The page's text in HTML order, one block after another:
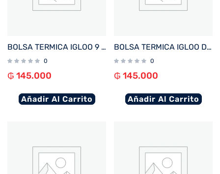
BOLSA TERMICA IGLOO 9 LATAS VERTICAL LUNCH RETRO CELESTE 63085
0
₲ 145.000
Añadir Al Carrito
BOLSA TERMICA IGLOO DE ALMUERZO Y MERIENDA PARA NIÑOS AZUL
0
₲ 145.000
Añadir Al Carrito